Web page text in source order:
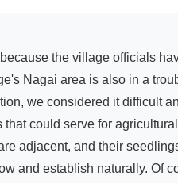
Nagai area is also in a
we considered it difficult
could serve for
adjacent, and their
and establish naturally. Of